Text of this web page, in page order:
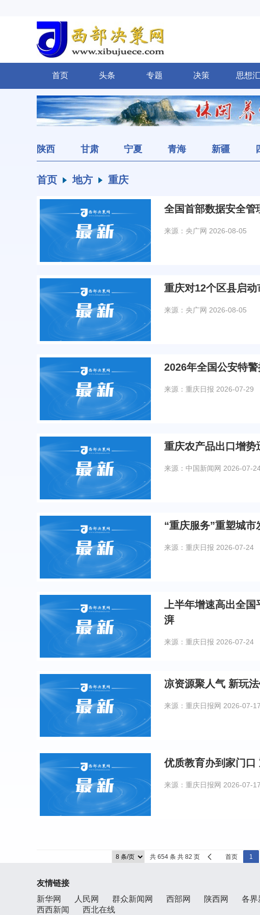
首页 头条 专题 决策 思想汇
陕西 甘肃 宁夏 青海 新疆
首页 地方 重庆
全国首部数据安全管
来源：央广网 2026-08-05
重庆对12个区县启
来源：央广网 2026-08-05
2026年全国公安特
来源：重庆日报 2026-07-29
重庆农产品出口增
来源：中国新闻网 2026-07-
“重庆服务”重塑城市
来源：重庆日报 2026-07-24
上半年增速高出全国
湃
来源：重庆日报 2026-07-24
凉资源聚人气 新玩
来源：重庆日报网 2026-07-17
优质教育办到家门口
来源：重庆日报网 2026-07-17
共 654 条 共 82 页 首页 1
友情链接
新华网
人民网 群众新闻网 西部网 陕西网 各界
西西新闻
西北在线